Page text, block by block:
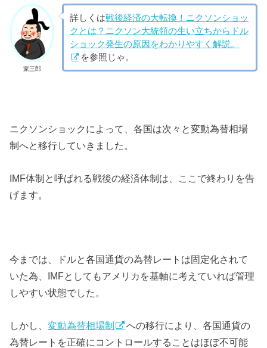
家三郎
詳しくは戦後経済の大転換！ニクソンショッ
クとは？ニクソン大統領の生い立ちからドル
ショック発生の原因をわかりやすく解説。
を参照じゃ。
ニクソンショックによって、各国は次々と変動為替相場
制へと移行していきました。
IMF体制と呼ばれる戦後の経済体制は、ここで終わりを告
げます。
今までは、ドルと各国通貨の為替レートは固定化されて
いた為、IMFとしてもアメリカを基軸に考えていれば管理
しやすい状態でした。
しかし、変動為替相場制
への移行により、各国通貨の
為替レートを正確にコントロールすることはほぼ不可能